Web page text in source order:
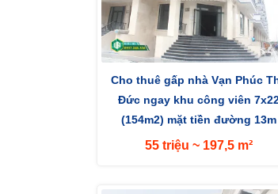
Cho thuê gấp nhà Vạn Phúc
Đức ngay khu công viên
(154m2) mặt tiền đường 13m
hướng Tây Nam
55 triệu ~ 197,5 m²